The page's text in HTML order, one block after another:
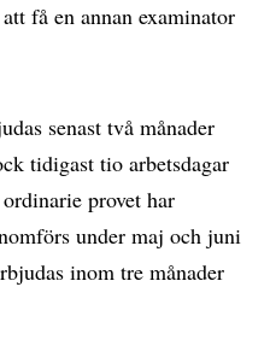
få en annan examinator
senast två månader
tidigast tio arbetsdagar
provet har
under maj och juni
inom tre månader